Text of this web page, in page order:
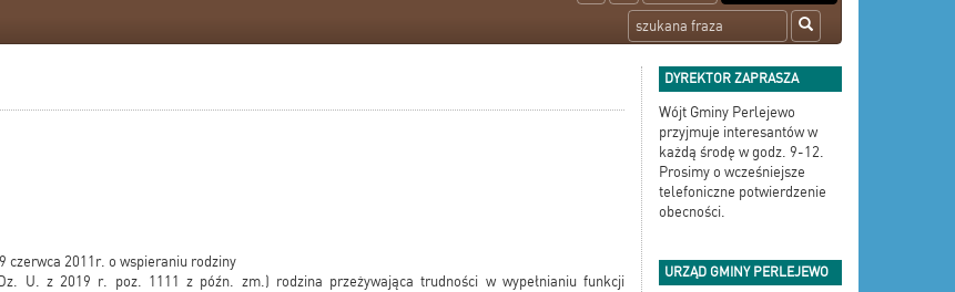
czerwca 2011r. o wspieraniu rodziny
U. z 2019 r. poz. 1111 z późn. zm.) rodzina przeżywająca trudności w wypełnianiu funkcji
DYREKTOR ZAPRASZA
Wójt Gminy Perlejewo
przyjmuje interesantów w
każdą środę w godz. 9-12.
Prosimy o wcześniejsze
telefoniczne potwierdzenie
obecności.
URZĄD GMINY PERLEJEWO